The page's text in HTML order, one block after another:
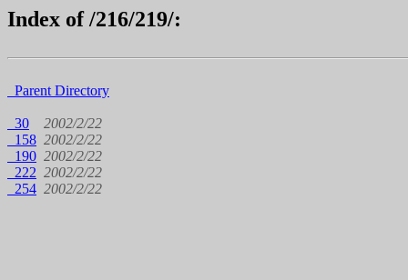
Index of /216/219/:
Parent Directory
30
2002/2/22
158 2002/2/22
190 2002/2/22
222 2002/2/22
254 2002/2/22